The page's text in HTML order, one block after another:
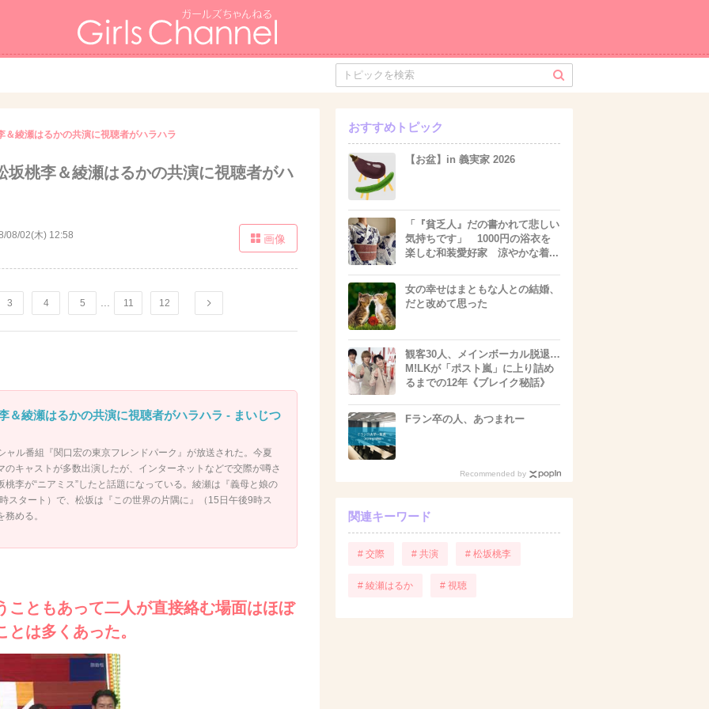
＆綾瀬はるかの共演に視聴者がハラハラ
坂桃李＆綾瀬はるかの共演に視聴者がハ
08/02(木) 12:58 画像
3 4 5 11 12
＆綾瀬はるかの共演に視聴者がハラハラ - まいじつ
ャル番組『関口宏の東京フレンドパーク』が放送された。今夏
のキャストが多数出演したが、インターネットなどで交際が噂さ
桃李が“ニアミス”したと話題になっている。綾瀬は『義母と娘の
スタート）で、松坂は『この世界の片隅に』（15日午後9時ス
める。
こともあって二人が直接絡む場面はほぼ
は多くあった。
おすすめトピック
【お盆】in 義実家 2026
「『貧乏人』だの書かれて悲しい
気持ちです」 1000円の浴衣を
楽しむ和装愛好家 涼やかな着...
女の幸せはまともな人との結婚、
だと改めて思った
観客30人、メインボーカル脱退…
M!LKが「ポスト嵐」に上り詰め
るまでの12年《ブレイク秘話》
Fラン卒の人、あつまれー
Recommended by
関連キーワード
# 交際 # 共演 # 松坂桃李
# 綾瀬はるか # 視聴